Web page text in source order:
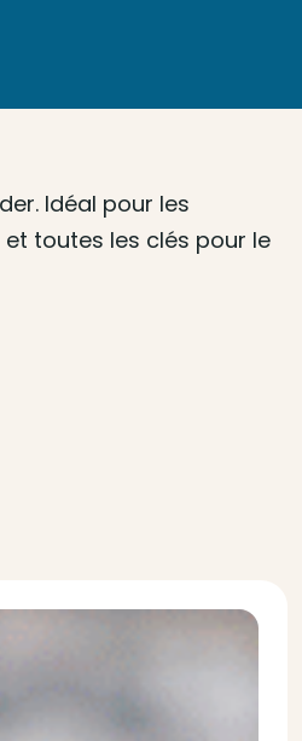
Idéal pour les
toutes les clés pour le